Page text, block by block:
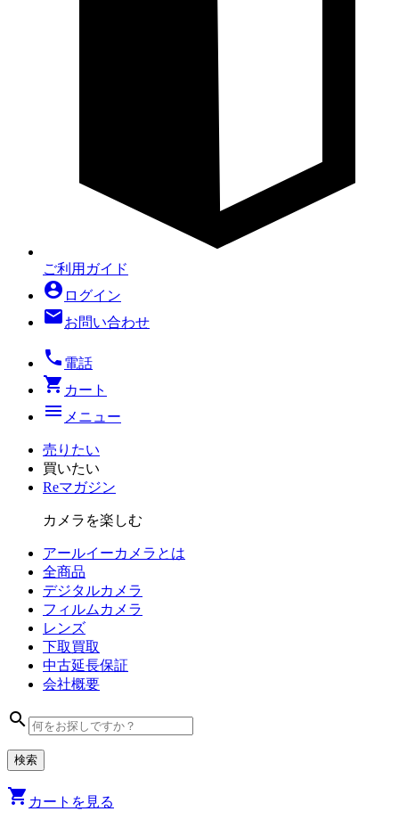
ご利用ガイド
account_circle ログイン
mailお問い合わせ
local_phone 電話
shopping_cart カート
menu メニュー
売りたい
買いたい
Reマガジン
カメラを楽しむ
アールイーカメラとは
全商品
デジタルカメラ
フィルム カメラ
レンズ
下取買取
中古延長保証
会社概要
search
shopping_cart カートを見る